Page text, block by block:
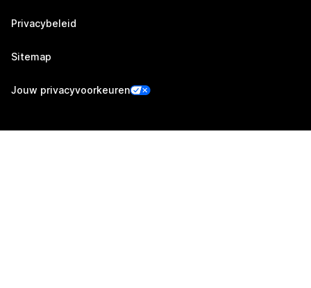
Privacybeleid
Sitemap
Jouw privacyvoorkeuren